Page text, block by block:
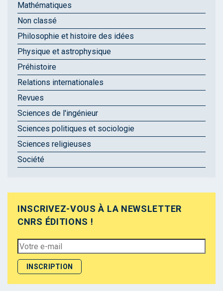
Mathématiques
Non classé
Philosophie et histoire des idées
Physique et astrophysique
Préhistoire
Relations internationales
Revues
Sciences de l'ingénieur
Sciences politiques et sociologie
Sciences religieuses
Société
INSCRIVEZ-VOUS À LA NEWSLETTER
CNRS ÉDITIONS !